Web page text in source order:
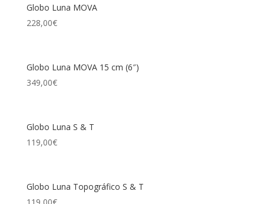
Globo Luna MOVA
228,00€
Globo Luna MOVA 15 cm (6″)
349,00€
Globo Luna S & T
119,00€
Globo Luna Topográfico S & T